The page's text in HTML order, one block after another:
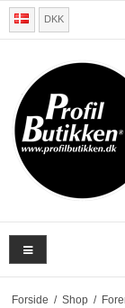
DKK
Forside / Shop /